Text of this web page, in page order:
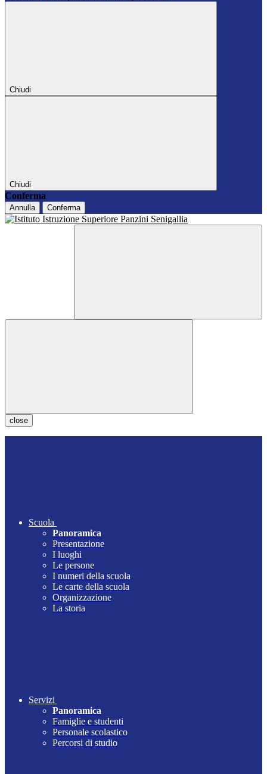
Chiudi
Chiudi
Conferma
Annulla Conferma
close
Scuola
Panoramica
Presentazione
I luoghi
Le persone
I numeri della scuola
Le carte della scuola
Organizzazione
La storia
Servizi
Panoramica
Famiglie e studenti
Personale scolastico
Percorsi di studio